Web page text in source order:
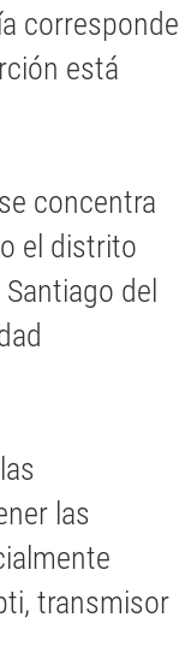
corresponde
está
concentra
el distrito
del
las
transmisor